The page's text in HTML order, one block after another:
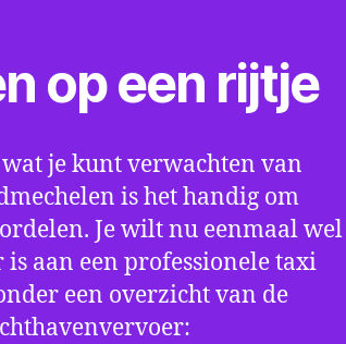
op een rijtje
je kunt verwachten van
is het handig om
Je wilt nu eenmaal wel
aan een professionele taxi
een overzicht van de